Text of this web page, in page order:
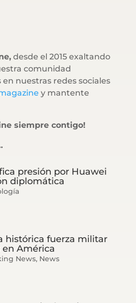
desde el 2015 exaltando
comunidad
nuestras redes sociales
y mantente
siempre contigo!
presión por Huawei
diplomática
histórica fuerza militar
América
News, News